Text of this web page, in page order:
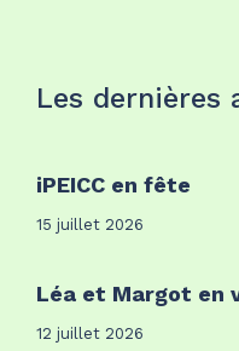
Les dernières
iPEICC en fête
15 juillet 2026
Léa et Margot en
12 juillet 2026